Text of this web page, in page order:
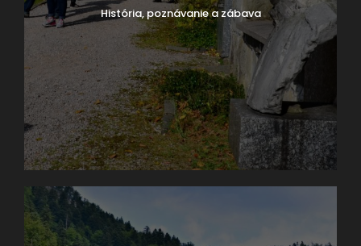
História, poznávanie a zábava